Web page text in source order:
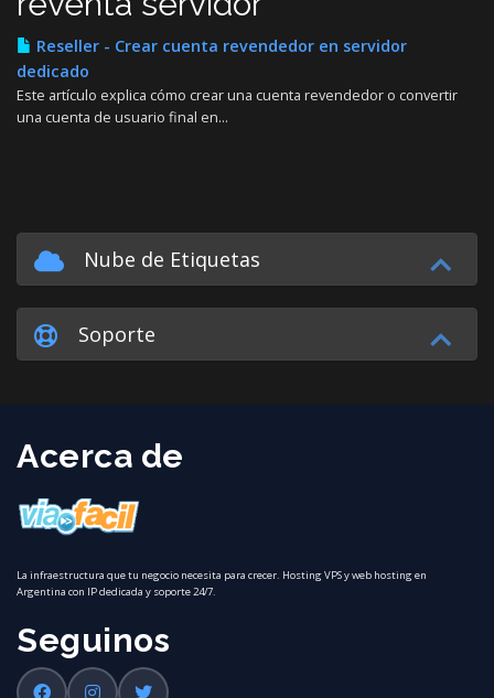
Reseller - Crear cuenta revendedor en servidor
dedicado
Este artículo explica cómo crear una cuenta revendedor o convertir
una cuenta de usuario final en...
Nube de Etiquetas
Soporte
Acerca de
La infraestructura que tu negocio necesita para crecer. Hosting VPS y web hosting en
Argentina con IP dedicada y soporte 24/7.
Seguinos